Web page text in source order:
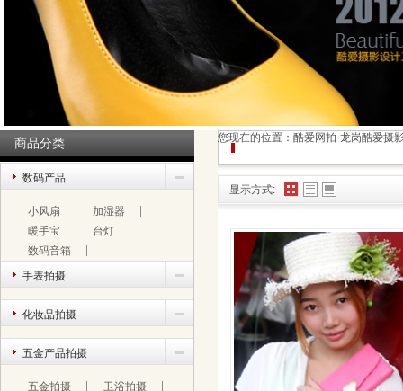
商品分类
数码产品
小风扇
加湿器
暖手宝
台灯
数码音箱
手表拍摄
化妆品拍摄
五金产品拍摄
五金拍摄
卫浴拍摄
显示方式:
您现在的位置： 酷爱网拍-龙岗酷爱摄